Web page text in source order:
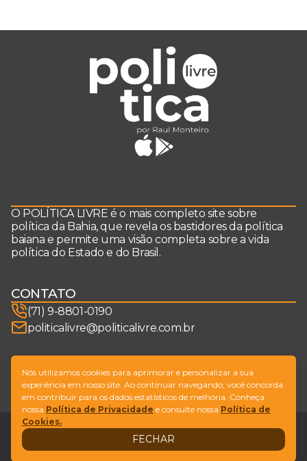
O POLÍTICA LIVRE é o mais completo site sobre
política da Bahia, que revela os bastidores da política
baiana e permite uma visão completa sobre a vida
política do Estado e do Brasil.
CONTATO
(71) 9-8801-0190
politicalivre@politicalivre.com.br
SIGA-NOS
© Copyright Política Livre. All Rights Reserved
Design by NVGO
LegalFale conosco
Nós utilizamos cookies para aprimorar e personalizar a sua
experiência em nosso site. Ao continuar navegando, você concorda
em contribuir para os dados estatísticos de melhoria. Conheça
nossa Política de Privacidade e consulte nossa Política de
Cookies.
FECHAR